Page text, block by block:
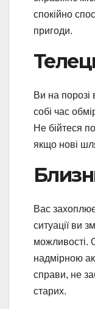
спокійно
пригоди.
Ви на порозі
собі час
Не бійтеся
якщо нові
Вас захоплює
ситуації ви
можливості.
надмірною
справи, не
старих.